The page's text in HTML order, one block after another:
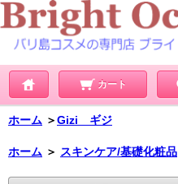
カート
ホーム ＞Gizi ギジ
ホーム ＞ スキンケア/基礎化粧品